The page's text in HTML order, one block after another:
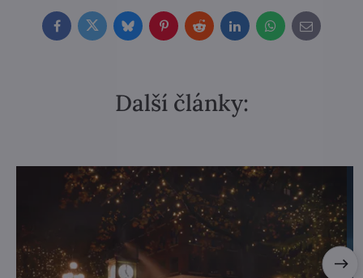
FacebookTwitterBlueskyPinterestRedditLinkedInWhatsApp
E-
mail
Další články: